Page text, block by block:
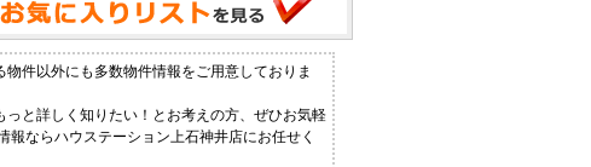
件以外にも多数物件情報をご用意しておりま
と詳しく知りたい！とお考えの方、ぜひお気軽
ならハウステーション上石神井店にお任せく